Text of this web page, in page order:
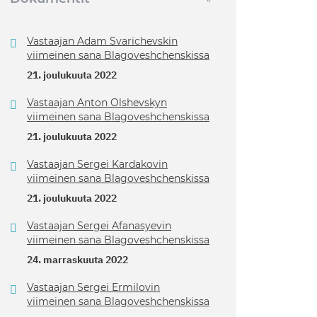
Vastaajan Adam Svarichevskin
viimeinen sana Blagoveshchenskissa
21. joulukuuta 2022
Vastaajan Anton Olshevskyn
viimeinen sana Blagoveshchenskissa
21. joulukuuta 2022
Vastaajan Sergei Kardakovin
viimeinen sana Blagoveshchenskissa
21. joulukuuta 2022
Vastaajan Sergei Afanasyevin
viimeinen sana Blagoveshchenskissa
24. marraskuuta 2022
Vastaajan Sergei Ermilovin
viimeinen sana Blagoveshchenskissa